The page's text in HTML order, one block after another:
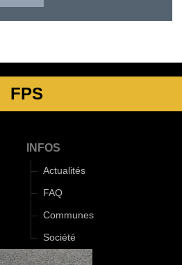
FPS
INFOS
Actualités
FAQ
Communes
Société